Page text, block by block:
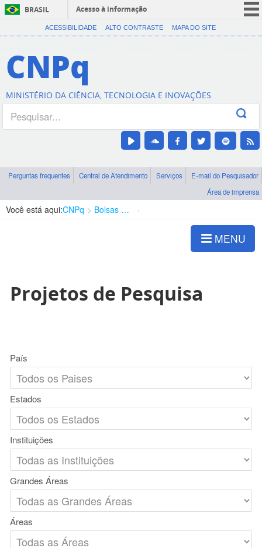
BRASIL
Acesso à informação
CORONAVÍRUS (COVID-19)
Canais
ACESSIBILIDADE ALTO CONTRASTE MAPA DO SITE
CNPq
MINISTÉRIO DA CIÊNCIA, TECNOLOGIA E INOVAÇÕES
Perguntas frequentes Central de Atendimento Serviços
E-mail do Pesquisador
Área de imprensa
Você está aqui:CNPq Bolsas e Auxílios Vigentes
MENU
Projetos de Pesquisa
País
Estados
Instituições
Grandes Áreas
Áreas